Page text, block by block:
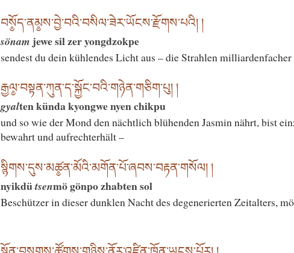
བསོ༵ད་ནམ༵ས་བྱེ་བའི་བསིལ་ཟེར་ཡོངས་རྫོགས་པའི། །
sönam jewe sil zer yongdzokpe
sendest du dein kühlendes Licht aus – die Strahlen
རྒྱལ༵་བསྟན་ཀུན་ད་སྐྱོང་བའི་གཉེན་གཅིག་པུ། །
gyalten künda kyongwe nyen chikpu
und so wie der Mond den nächtlich blühenden Jasmin nährt, bist
bewahrt und aufrechterhält –
སྙིགས་དུས་མཚ༵ན་མོའི་མགོན་པོ་ཞབས་བརྟན་གསོལ། །
nyikdütsenmö gönpo zhabten sol
Beschützer in dieser dunklen Nacht des degenerierten Zeitalters,